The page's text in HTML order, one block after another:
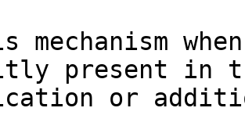
mechanism
present in
or